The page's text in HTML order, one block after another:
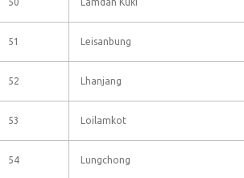
51 Leisanbung
52 Lhanjang
53 Loilamkot
54 Lungchong